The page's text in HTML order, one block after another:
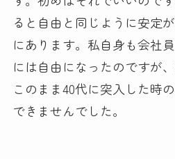
ると自由と同じように安定
にあります。私自身も会社
には自由になったのですが
このまま40代に突入した時
できませんでした。